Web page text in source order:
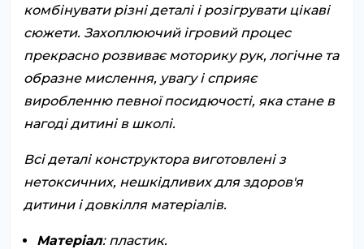
комбінувати різні деталі і розігрувати цікаві
сюжети. Захоплюючий ігровий процес
прекрасно розвиває моторику рук, логічне та
образне мислення, увагу і сприяє
виробленню певної посидючості, яка стане в
нагоді дитині в школі.
Всі деталі конструктора виготовлені з
нетоксичних, нешкідливих для здоров'я
дитини і довкілля матеріалів.
Матеріал: пластик.